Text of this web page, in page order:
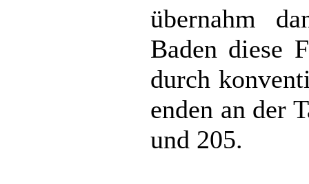
übernahm
Baden diese
durch
enden an der
und 205.